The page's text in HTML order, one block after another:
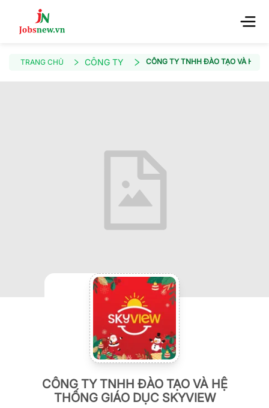
TRANG CHỦ CÔNG TY CÔNG TY TNHH ĐÀO TẠO VÀ HỆ
CÔNG TY TNHH ĐÀO TẠO VÀ HỆ
THỐNG GIÁO DỤC SKYVIEW